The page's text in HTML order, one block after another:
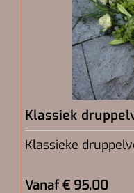
Klassiek
Klassieke
Vanaf € 95,00